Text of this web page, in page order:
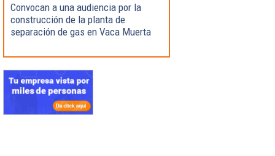
Convocan a una audiencia por la
construcción de la planta de
separación de gas en Vaca Muerta